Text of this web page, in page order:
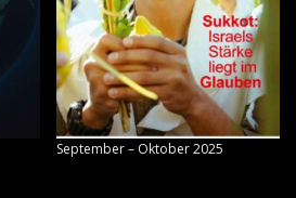
September – Oktober 2025